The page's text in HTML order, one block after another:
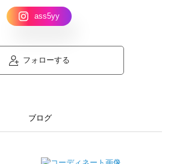
ass5yy
フォローする
ブログ